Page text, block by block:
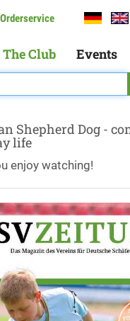
The Club Events
Shepherd Dog -
life
enjoy watching!